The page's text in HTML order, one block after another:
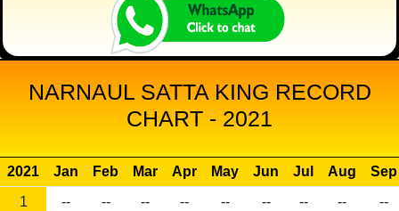
NARNAUL SATTA KING RECORD
CHART - 2021
2021 Jan Feb Mar Apr May Jun Jul Aug
Sep
1
-- -- -- -- -- -- -- -- --